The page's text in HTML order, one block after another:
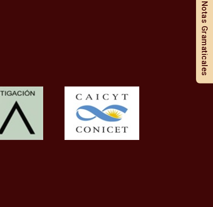
Notas Gramaticales